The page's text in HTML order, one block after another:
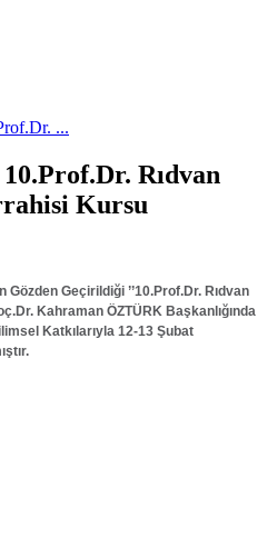
...
Rıdvan
Kursu
Gözden Geçirildiği ’’10.Prof.Dr. Rıdvan
Kahraman ÖZTÜRK Başkanlığında
Katkılarıyla 12-13 Şubat